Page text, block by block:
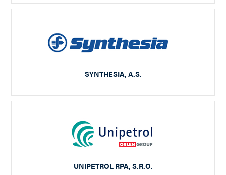
SYNTHESIA, A.S.
UNIPETROL RPA, S.R.O.